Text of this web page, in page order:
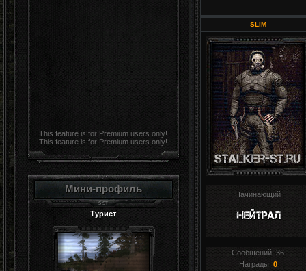
This feature is for Premium users only!
This feature is for Premium users only!
Мини-профиль
Турист
SLIM
Начинающий
Сообщений:36
Награды: 0